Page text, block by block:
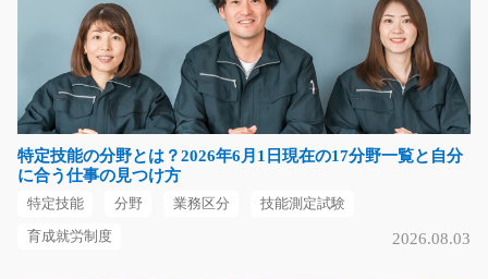
オイル製品のカンタン充填作業/i01_01005
【未経験の方も大歓迎です♪】 大手工場内で流れてくる
缶にオイルを充填し…
長期（3ヶ月以上）
時給1500円
三重県四日市市
特定技能の分野とは？2026年6月1日現在の17分野一覧と自分
に合う仕事の見つけ方
特定技能 分野 業務区分 技能測定試験
育成就労制度 2026.08.03